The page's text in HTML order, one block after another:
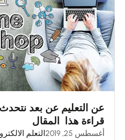
عن التعليم عن بعد
قراءة هذا المقال
أغسطس 25, 2019
التعلم